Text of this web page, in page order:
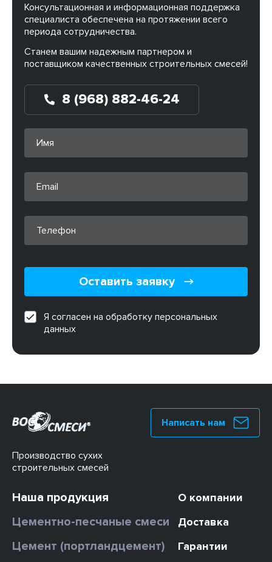
Консультационная и информационная поддержка
специалиста обеспечена на протяжении всего
периода сотрудничества.
Станем вашим надежным партнером и
поставщиком качественных строительных смесей!
8 (968) 882-46-24
Оставить заявку
Я согласен на обработку персональных
данных
Производство сухих
строительных смесей
Написать нам
Наша продукция
Цементно-песчаные смеси
Цемент (портландцемент)
О компании
Доставка
Гарантии